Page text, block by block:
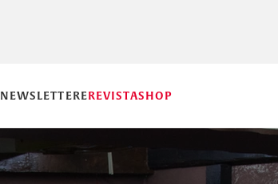
NEWSLETTEREREVISTASHOP